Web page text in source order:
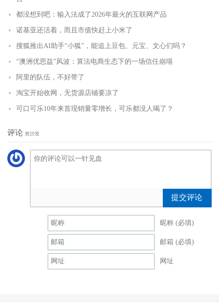
都没想到吧：输入法成了2026年最火的互联网产品
诺基亚还活着，而且市值快赶上小米了
搜狐推出AI助手“小狐”，能追上豆包、元宝、文心们吗？
“澳洲优思益”风波：算法电商生态下的一场信任崩塌
阿里的队伍，不好带了
淘宝开始收网，无货源店铺要凉了
可口可乐10年来首现销量零增长，可乐都没人喝了？
评论 抢沙发
提交评论
昵称 (必填)
邮箱 (必填)
网址